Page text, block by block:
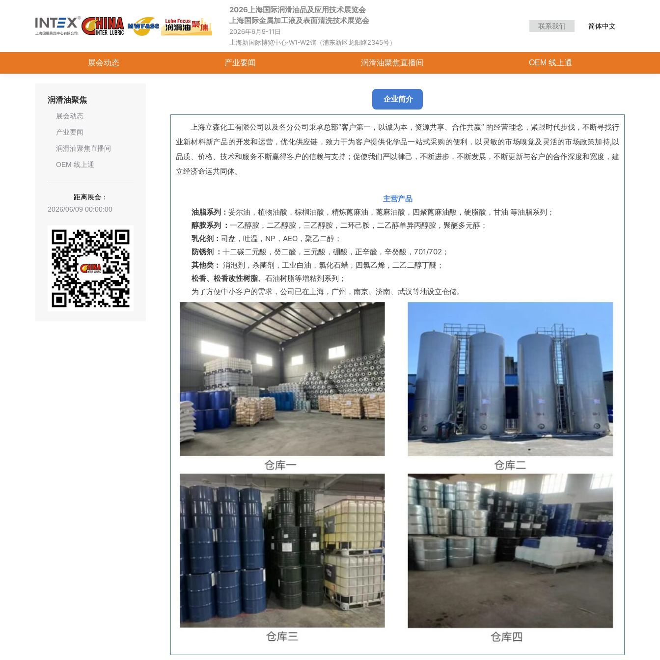
2026上海国际润滑油品及应用技术展览会
上海国际金属加工液及表面清洗技术展览会
2026年6月9-11日
上海新国际博览中心·W1-W2馆（浦东新区龙阳路2345号）
联系我们 简体中文
展会动态 产业要闻 润滑油聚焦直播间 OEM 线上通
企业简介
上海立森化工有限公司以及各分公司秉承总部“客户第一，以诚为本，资源共享、合作共赢” 的经营理念，紧跟时代步伐，不断寻找行
业新材料新产品的开发和运营，优化供应链，致力于为客户提供化学品一站式采购的便利，以灵敏的市场嗅觉及灵活的市场政策加持,以
品质、价格、技术和服务不断赢得客户的信赖与支持；促使我们严以律己，不断进步，不断发展，不断更新与客户的合作深度和宽度，建
立经济命运共同体。
主营产品
油脂系列： 妥尔油，植物油酸，棕榈油酸，精炼蓖麻油，蓖麻油酸，四聚蓖麻油酸，硬脂酸，甘油 等油脂系列；
醇胺系列 ： 一乙醇胺，二乙醇胺，三乙醇胺，二环己胺，二乙醇单异丙醇胺，聚醚多元醇；
乳化剂： 司盘，吐温，NP，AEO，聚乙二醇；
防锈剂 ： 十二碳二元酸，癸二酸，三元酸，硼酸，正辛酸，辛癸酸，701/702；
其他类： 消泡剂，杀菌剂，工业白油，氯化石蜡，四氯乙烯，二乙二醇丁醚；
松香、松香改性树脂、 石油树脂等增粘剂系列；
为了方便中小客户的需求，公司已在上海，广州，南京、济南、武汉等地设立仓储。
润滑油聚焦
展会动态
产业要闻
润滑油聚焦直播间
OEM 线上通
距离展会：
2026/06/09 00:00:00
展会动态 产业要闻